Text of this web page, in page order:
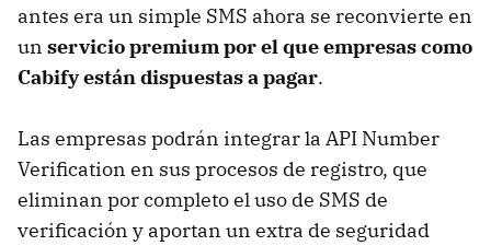
antes era un simple SMS ahora se reconvierte en
un servicio premium por el que empresas como
Cabify están dispuestas a pagar.
Las empresas podrán integrar la API Number
Verification en sus procesos de registro, que
eliminan por completo el uso de SMS de
verificación y aportan un extra de seguridad